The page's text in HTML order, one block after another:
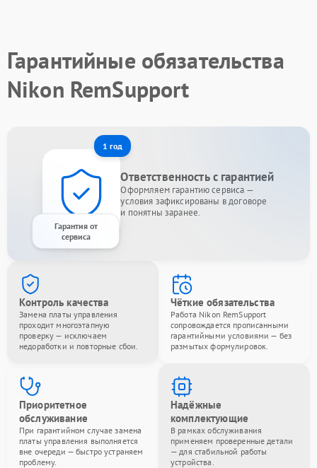
Гарантийные обязательства
Nikon RemSupport
1 год
Гарантия от
сервиса
Ответственность с гарантией
Оформляем гарантию сервиса —
условия зафиксированы в договоре
и понятны заранее.
Контроль качества
Замена платы управления
проходит многоэтапную
проверку — исключаем
недоработки и повторные сбои.
Чёткие обязательства
Работа Nikon RemSupport
сопровождается прописанными
гарантийными условиями — без
размытых формулировок.
Приоритетное
обслуживание
При гарантийном случае замена
платы управления выполняется
вне очереди — быстро устраняем
проблему.
Надёжные
комплектующие
В рамках обслуживания
применяем проверенные детали
— для стабильной работы
устройства.